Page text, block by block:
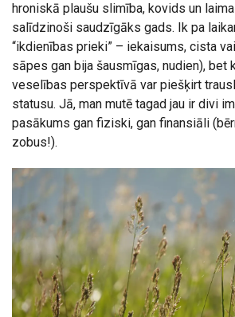
hroniskā plaušu slimība, kovids un
salīdzinoši saudzīgāks gads. Ik pa
“ikdienības prieki” – iekaisums, cista
sāpes gan bija šausmīgas, nudien), bet
veselības perspektīvā var piešķirt
statusu. Jā, man mutē tagad jau ir divi
pasākums gan fiziski, gan finansiāli
zobus!).